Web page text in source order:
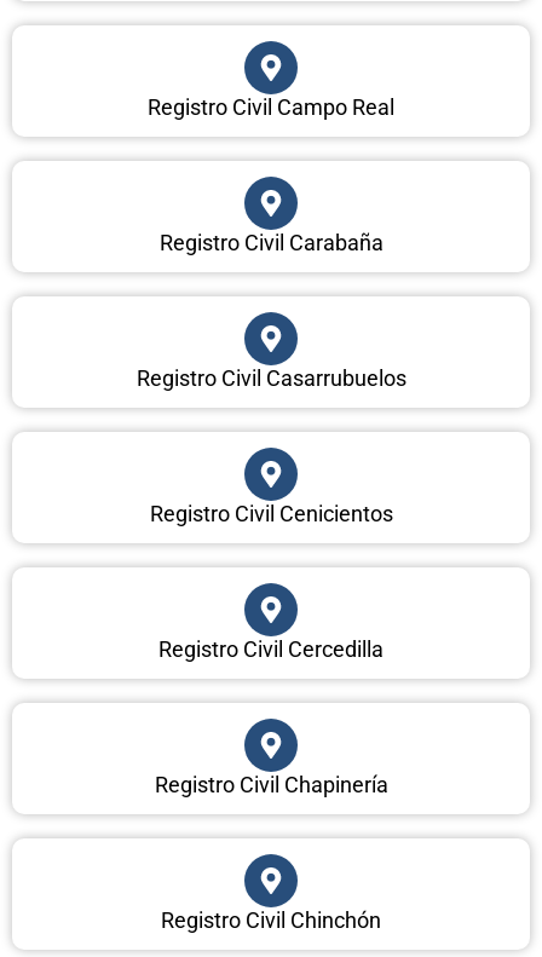
Registro Civil Campo Real
Registro Civil Carabaña
Registro Civil Casarrubuelos
Registro Civil Cenicientos
Registro Civil Cercedilla
Registro Civil Chapinería
Registro Civil Chinchón